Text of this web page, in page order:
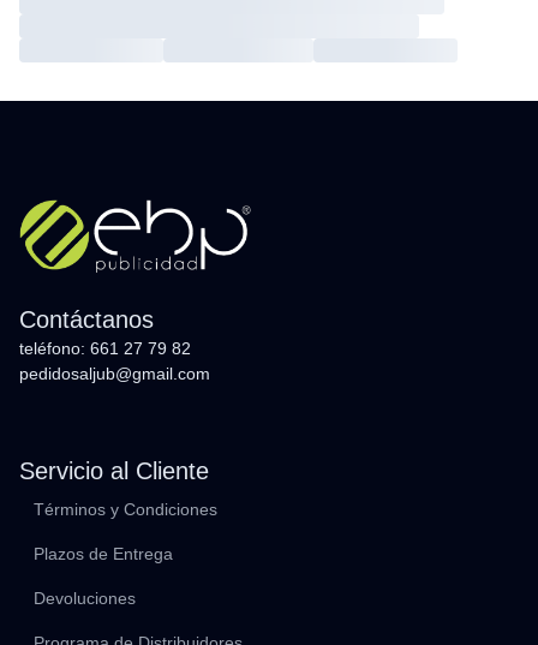
Contáctanos
teléfono: 661 27 79 82
pedidosaljub@gmail.com
Servicio al Cliente
Términos y Condiciones
Plazos de Entrega
Devoluciones